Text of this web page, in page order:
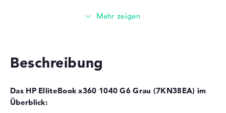
512 GB SSD
Display
Display-Typ
Beschreibung
Das HP ElliteBook x360 1040 G6 Grau (7KN38EA) im
Überblick: